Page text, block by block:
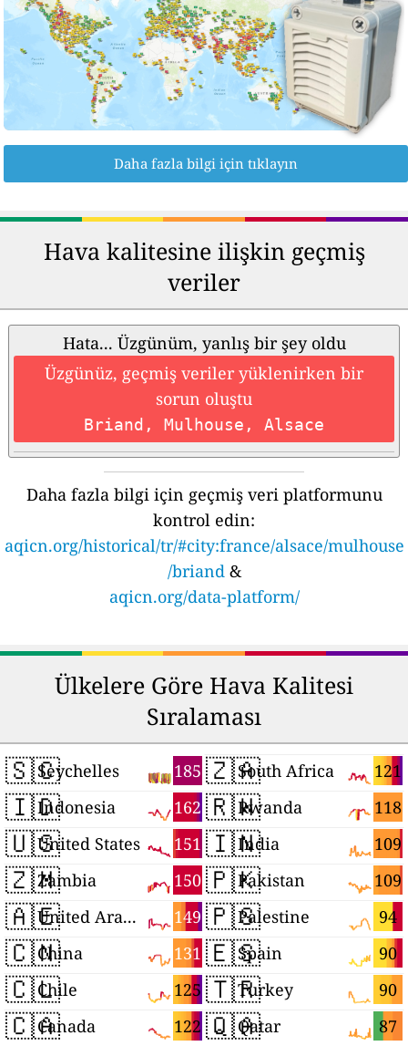
Daha fazla bilgi için tıklayın
Hava kalitesine ilişkin geçmiş
veriler
Hata... Üzgünüm, yanlış bir şey oldu
Üzgünüz, geçmiş veriler yüklenirken bir
sorun oluştu
Briand, Mulhouse, Alsace
Daha fazla bilgi için geçmiş veri platformunu
kontrol edin:
aqicn.org/historical/tr/#city:france/alsace/mulhouse
/briand&
aqicn.org/data-platform/
Ülkelere Göre Hava Kalitesi
Sıralaması
🇸🇨 185
Seychelles
🇮🇩 162
Indonesia
🇺🇸 151
United States
🇿🇲 150
Zambia
🇦🇪 149
United Arab Emirates
🇨🇳 131
China
🇨🇱 125
Chile
🇨🇦 122
Canada
🇿🇦 121
South Africa
🇷🇼 118
Rwanda
🇮🇳 109
India
🇵🇰 109
Pakistan
🇵🇸 94
Palestine
🇪🇸 90
Spain
🇹🇷 90
Turkey
🇶🇦 87
Qatar